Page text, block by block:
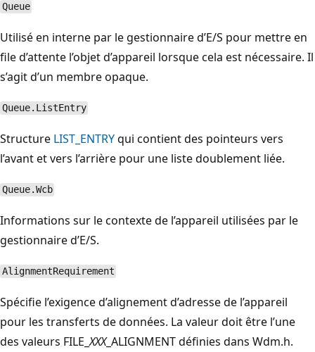
Queue
Utilisé en interne par le gestionnaire d’E/S pour mettre en
file d’attente l’objet d’appareil lorsque cela est nécessaire. Il
s’agit d’un membre opaque.
Queue.ListEntry
Structure LIST_ENTRYqui contient des pointeurs vers
l’avant et vers l’arrière pour une liste doublement liée.
Queue.Wcb
Informations sur le contexte de l’appareil utilisées par le
gestionnaire d’E/S.
AlignmentRequirement
Spécifie l’exigence d’alignement d’adresse de l’appareil
pour les transferts de données. La valeur doit être l’une
des valeurs FILE_XXX_ALIGNMENT définies dans Wdm.h.